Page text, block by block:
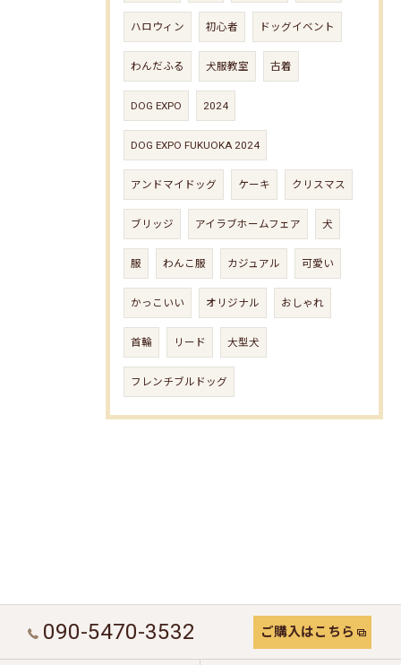
ハロウィン 初心者 ドッグイベント
わんだふる 犬服教室 古着
DOG EXPO 2024
DOG EXPO FUKUOKA 2024
アンドマイドッグ ケーキ クリスマス
ブリッジ アイラブホームフェア 犬
服 わんこ服 カジュアル 可愛い
かっこいい オリジナル おしゃれ
首輪 リード 大型犬
フレンチブルドッグ
090-5470-3532 ご購入はこちら